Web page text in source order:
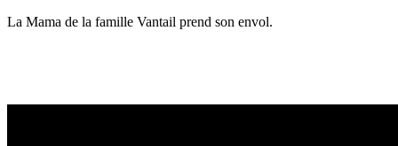
La Mama de la famille Vantail prend son envol.